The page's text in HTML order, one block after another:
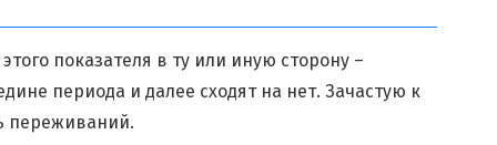
показателя в ту или иную сторону –
периода и далее сходят на нет. Зачастую к
переживаний.